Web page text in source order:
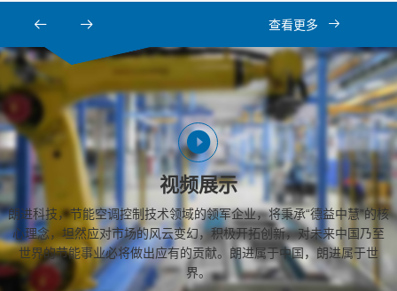
查看更多
视频展示
朗进科技，节能空调控制技术领域的领军企业，将秉承“德益中慧”的核
心理念，坦然应对市场的风云变幻，积极开拓创新，对未来中国乃至
世界的节能事业必将做出应有的贡献。朗进属于中国，朗进属于世
界。